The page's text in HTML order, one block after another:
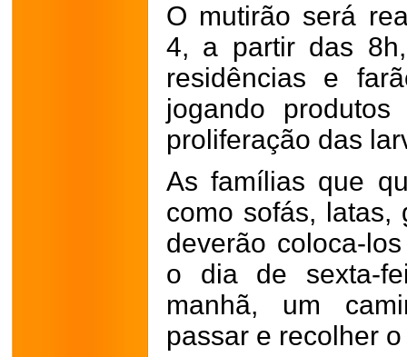
O mutirão será
4, a partir das
residências e
jogando
proliferação das
As famílias que
como sofás, latas,
deverão coloca-
o dia de sexta-
manhã, um
passar e recolher